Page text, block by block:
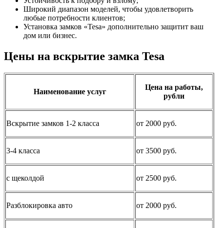
Широкий диапазон моделей, чтобы удовлетворить
любые потребности клиентов;
Установка замков «Tesa» дополнительно защитит ваш
дом или бизнес.
Цены на вскрытие замка Tesa
Наименование услуг
Цена на работы,
рубли
Вскрытие замков 1-2 класса от 2000 руб.
3-4 класса от 3500 руб.
с щеколдой от 2500 руб.
Разблокировка авто от 2000 руб.